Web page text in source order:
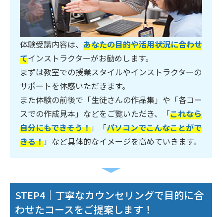
体験受講内容は、 あなたの目的や活用状況に合わせ
てインストラクターがお勧めします。
まずは教室での授業スタイルやインストラクターの
サポートを体感いただきます。
また体験の前後で「生徒さんの作品集」や「各コー
スでの作成見本」などをご覧いただき、「これなら
自分にもできそう！」「パソコンでこんなことがで
きる！」など具体的なイメージを高めていきます。
STEP4｜丁寧なカウンセリングで目的に合
わせたコースをご提案します！